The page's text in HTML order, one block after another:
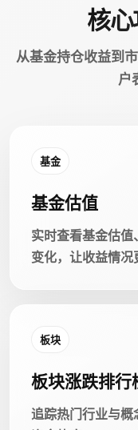
核
从基金持仓收益到
户
基金
基金估值
实时查看基金估
变化，让收益情况
板块
板块涨跌排行
追踪热门行业与概